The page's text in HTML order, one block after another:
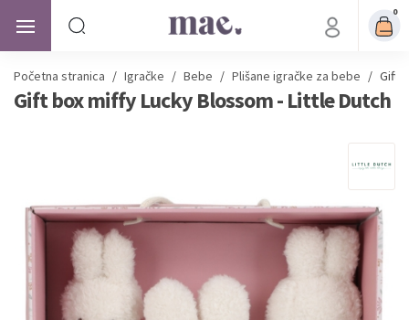
0
Početna stranica / Igračke / Bebe / Plišane igračke za bebe / Gift
Gift box miffy Lucky Blossom - Little Dutch